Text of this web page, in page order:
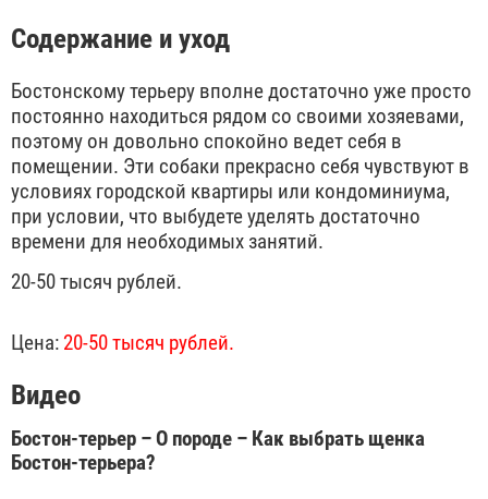
Содержание и уход
Бостонскому терьеру вполне достаточно уже просто
постоянно находиться рядом со своими хозяевами,
поэтому он довольно спокойно ведет себя в
помещении. Эти собаки прекрасно себя чувствуют в
условиях городской квартиры или кондоминиума,
при условии, что выбудете уделять достаточно
времени для необходимых занятий.
20-50 тысяч рублей.
Цена: 20-50 тысяч рублей.
Видео
Бостон-терьер – О породе – Как выбрать щенка
Бостон-терьера?